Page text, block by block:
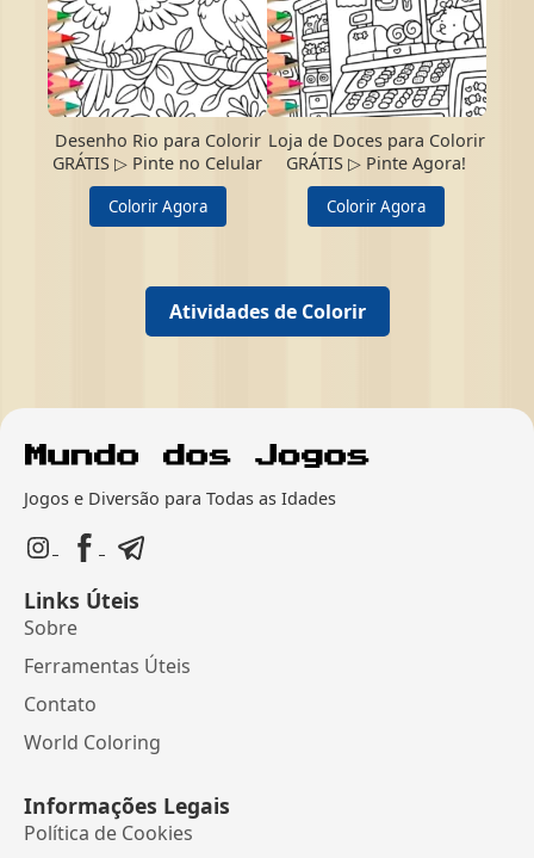
Desenho Rio para Colorir
GRÁTIS ▷ Pinte no Celular
Colorir Agora
Loja de Doces para Colorir
GRÁTIS ▷ Pinte Agora!
Colorir Agora
Atividades de Colorir
Jogos e Diversão para Todas as Idades
Links Úteis
Sobre
Ferramentas Úteis
Contato
World Coloring
Informações Legais
Política de Cookies